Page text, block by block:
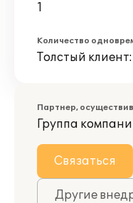
1
Количество
Толстый клиент:
Партнер,
Группа
Связаться
Другие